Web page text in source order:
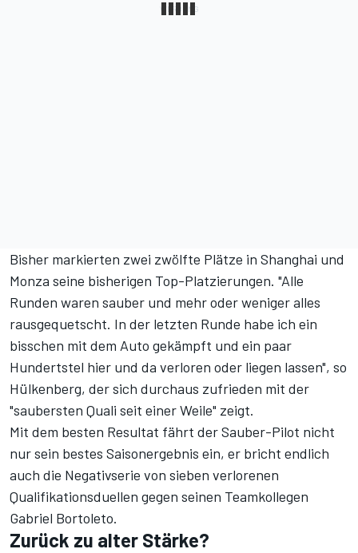
Bisher markierten zwei zwölfte Plätze in Shanghai und
Monza seine bisherigen Top-Platzierungen. "Alle
Runden waren sauber und mehr oder weniger alles
rausgequetscht. In der letzten Runde habe ich ein
bisschen mit dem Auto gekämpft und ein paar
Hundertstel hier und da verloren oder liegen lassen", so
Hülkenberg, der sich durchaus zufrieden mit der
"saubersten Quali seit einer Weile" zeigt.
Mit dem besten Resultat fährt der Sauber-Pilot nicht
nur sein bestes Saisonergebnis ein, er bricht endlich
auch die Negativserie von sieben verlorenen
Qualifikationsduellen gegen seinen Teamkollegen
Gabriel Bortoleto.
Zurück zu alter Stärke?